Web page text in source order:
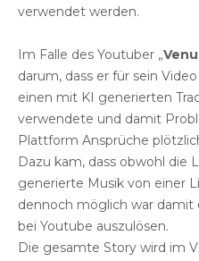
verwendet werden.
Im Falle des Youtuber „
darum, dass er für sein
einen mit KI generierten
verwendete und damit
Plattform Ansprüche
Dazu kam, dass obwohl die
generierte Musik von einer
dennoch möglich war damit
bei Youtube auszulösen.
Die gesamte Story wird im